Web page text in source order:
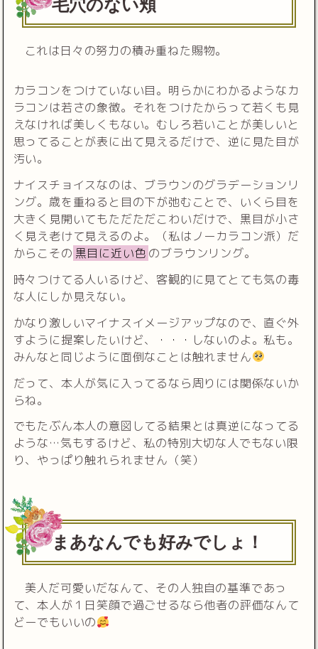
毛穴のない頬
これは日々の努力の積み重ねた賜物。
カラコンをつけていない目。明らかにわかるようなカ
ラコンは若さの象徴。それをつけたからって若くも見
えなければ美しくもない。むしろ若いことが美しいと
思ってることが表に出て見えるだけで、逆に見た目が
汚い。
ナイスチョイスなのは、ブラウンのグラデーションリ
ング。歳を重ねると目の下が弛むことで、いくら目を
大きく見開いてもただただこわいだけで、黒目が小さ
く見え老けて見えるのよ。（私はノーカラコン派）だ
からこその 黒目に近い色 のブラウンリング。
時々つけてる人いるけど、客観的に見てとても気の毒
な人にしか見えない。
かなり激しいマイナスイメージアップなので、直ぐ外
すように提案したいけど、・・・しないのよ。私も。
みんなと同じように面倒なことは触れません
だって、本人が気に入ってるなら周りには関係ないか
らね。
でもたぶん本人の意図してる結果とは真逆になってる
ような…気もするけど、私の特別大切な人でもない限
り、やっぱり触れられません（笑）
まあなんでも好みでしょ！
美人だ可愛いだなんて、その人独自の基準であっ
て、本人が１日笑顔で過ごせるなら他者の評価なんて
どーでもいいの